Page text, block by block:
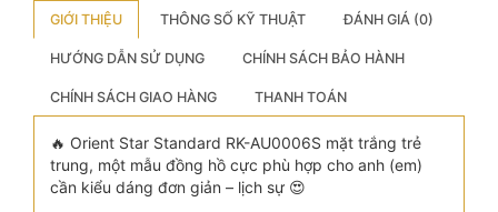
GIỚI THIỆU THÔNG SỐ KỸ THUẬT ĐÁNH GIÁ (0)
HƯỚNG DẪN SỬ DỤNG CHÍNH SÁCH BẢO HÀNH
CHÍNH SÁCH GIAO HÀNG THANH TOÁN
🔥 Orient Star Standard RK-AU0006S mặt trắng trẻ
trung, một mẫu đồng hồ cực phù hợp cho anh (em)
cần kiểu dáng đơn giản – lịch sự 😍